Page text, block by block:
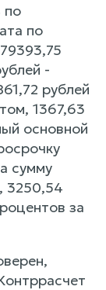
по
по
-
рублей
1367,63
основной
сумму
3250,54
за